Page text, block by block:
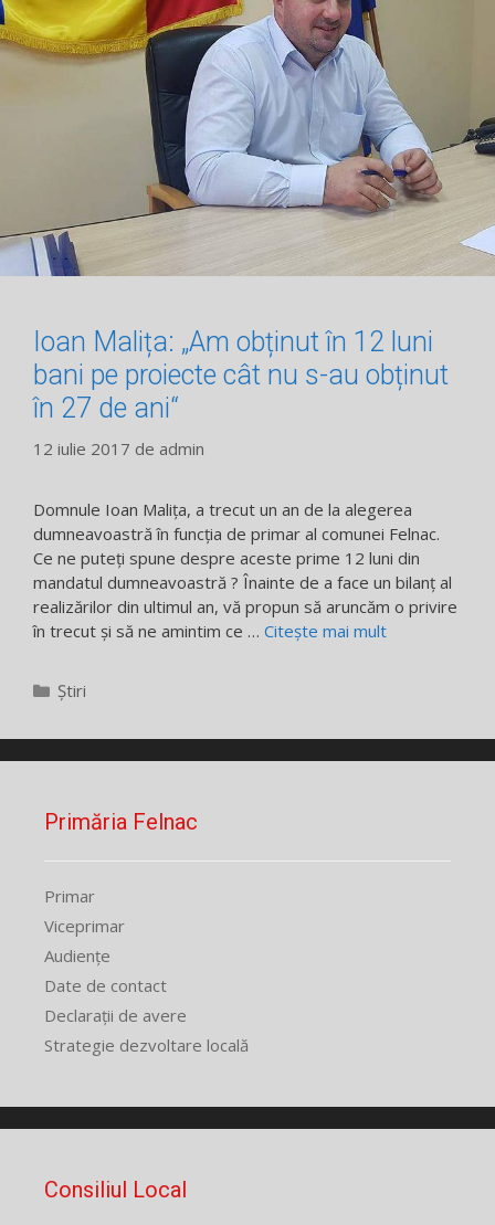
Ioan Malița: „Am obținut în 12 luni
bani pe proiecte cât nu s-au obținut
în 27 de ani“
12 iulie 2017 de admin
Domnule Ioan Malița, a trecut un an de la alegerea
dumneavoastră în funcția de primar al comunei Felnac.
Ce ne puteți spune despre aceste prime 12 luni din
mandatul dumneavoastră ? Înainte de a face un bilanț al
realizărilor din ultimul an, vă propun să aruncăm o privire
în trecut și să ne amintim ce … Citește mai mult
Categorii
Știri
Primăria Felnac
Primar
Viceprimar
Audiențe
Date de contact
Declarații de avere
Strategie dezvoltare locală
Consiliul Local